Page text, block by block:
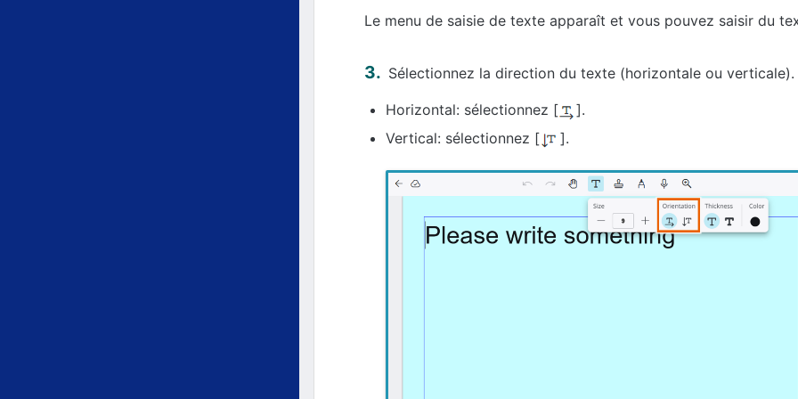
Le menu de saisie de texte apparaît et vous pouvez saisir du
Sélectionnez la direction du texte (horizontale ou verticale).
Horizontal: sélectionnez [
].
Vertical: sélectionnez [
].